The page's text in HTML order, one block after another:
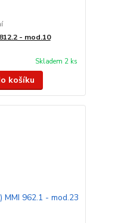
- mod.10
Skladem 2 ks
košíku